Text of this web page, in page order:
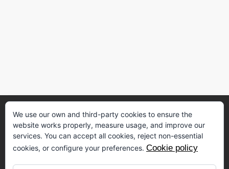
VIP Spain
We use our own and third-party cookies to ensure the
website works properly, measure usage, and improve our
services. You can accept all cookies, reject non-essential
cookies, or configure your preferences. Cookie policy